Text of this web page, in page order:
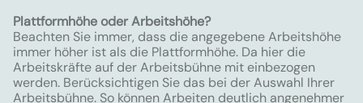
Plattformhöhe oder Arbeitshöhe?
Beachten Sie immer, dass die angegebene Arbeitshöhe
immer höher ist als die Plattformhöhe. Da hier die
Arbeitskräfte auf der Arbeitsbühne mit einbezogen
werden. Berücksichtigen Sie das bei der Auswahl Ihrer
Arbeitsbühne. So können Arbeiten deutlich angenehmer